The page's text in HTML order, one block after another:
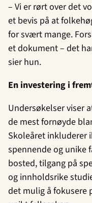
– Vi er rørt over det
et bevis på at
for svært mange.
et dokument – det
sier hun.
En investering i
Undersøkelser viser
de mest fornøyde
Skoleåret inkluderer
spennende og unike
bosted, tilgang på
og innholdsrike
det mulig å fokusere